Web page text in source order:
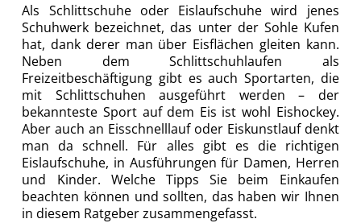
Als Schlittschuhe oder Eislaufschuhe wird jenes
Schuhwerk bezeichnet, das unter der Sohle Kufen
hat, dank derer man über Eisflächen gleiten kann.
Neben dem Schlittschuhlaufen als
Freizeitbeschäftigung gibt es auch Sportarten, die
mit Schlittschuhen ausgeführt werden – der
bekannteste Sport auf dem Eis ist wohl Eishockey.
Aber auch an Eisschnelllauf oder Eiskunstlauf denkt
man da schnell. Für alles gibt es die richtigen
Eislaufschuhe, in Ausführungen für Damen, Herren
und Kinder. Welche Tipps Sie beim Einkaufen
beachten können und sollten, das haben wir Ihnen
in diesem Ratgeber zusammengefasst.